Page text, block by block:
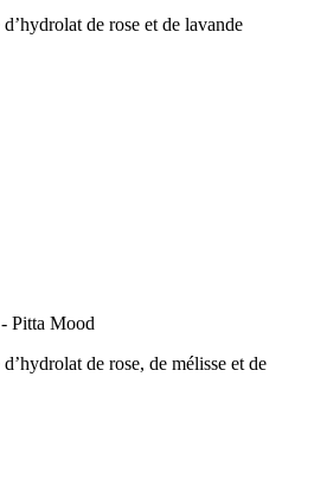
de rose et de lavande
Pitta Mood
de rose, de mélisse et de